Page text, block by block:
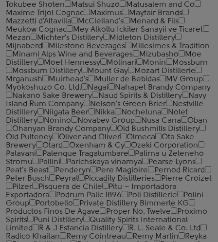
Tokubee Shoten
Matsui Shuzo
Matusalem and Co
Maxime Trijol Cognac
Maximus
Mayfair Brands
Mazzetti d'Altavilla
McClelland's
Menard & Fils
Meukow Cognac
Mey Alkollu Ickiler Sanayii ve Ticaret
Mezan
Michter's Distillery
Midleton Distillery
Mijnaberd
Milestone Beverages
Millesimes & Tradition
Minami Alps Wine and Beverages
Mizubasho
Moe
Distillery
Moet Hennessy Molinari Monin
Mossburn
Mossburn Distillery
Mount Gay
Mozart Distillerie
Mrganush
Muirhead's Muller de Bebidas
MV Group
Myokoshuzo Co. Ltd.
Nagai
Nahapet Brandy Company
Nakano Sake Brewery
Naud Spirits & Distillery
Navy
Island Rum Company
Nelson's Green Brier
Nestville
Distillery
Niigata Beer Nikka Nocheluna
Nolet
Distillery
Nonino Novabev Group Nusa Cana
Oban
Ohanyan Brandy Company
Old Bushmills Distillery
Old Pulteney
Oliver and Oliver Olmeca
Ota Sake
Brewery
Otard Oxenham & Cy
Ozeki Corporation
Palavani
Palenque Tragalumbare
Palirna u Zeleneho
Stromu
Pallini Parichskaya vinarnya
Pearse Lyons
Peat's Beast
Penderyn Pere Magloire
Pernod Ricard
Peter Busch
Peyrat Piccadily Distilleries
Pierre Croizet
Pilzer
Pisquera de Chile
Pitu – Importadora
Exportadora
Podrum Palic 1896 Poli Distillerie
Polini
Group
Portobello
Private Distillery Bimmerle KG
Productos Finos De Agave
Proper No. Twelve
Proximo
Spirits
Puni Distillery
Quality Spirits International
Limited
R & J Estancia Distillery
R. L. Seale & Co. Ltd
Radico Khaitan
Remy Cointreau Remy Martin
Reyka